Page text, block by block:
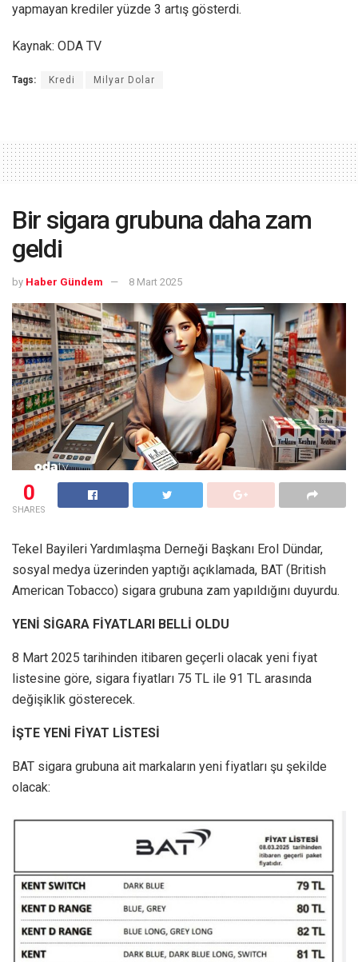
yapmayan krediler yüzde 3 artış gösterdi.
Kaynak: ODA TV
Tags: Kredi Milyar Dolar
Bir sigara grubuna daha zam
geldi
by Haber Gündem 8 Mart 2025
0
SHARES
Tekel Bayileri Yardımlaşma Derneği Başkanı Erol Dündar,
sosyal medya üzerinden yaptığı açıklamada, BAT (British
American Tobacco) sigara grubuna zam yapıldığını duyurdu.
YENİ SİGARA FİYATLARI BELLİ OLDU
8 Mart 2025 tarihinden itibaren geçerli olacak yeni fiyat
listesine göre, sigara fiyatları 75 TL ile 91 TL arasında
değişiklik gösterecek.
İŞTE YENİ FİYAT LİSTESİ
BAT sigara grubuna ait markaların yeni fiyatları şu şekilde
olacak: